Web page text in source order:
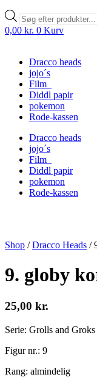
Products
search
0,00 kr. 0 Kurv
Dracco heads
jojo´s
Film
Diddl papir
pokemon
Rode-kassen
Dracco heads
jojo´s
Film
Diddl papir
pokemon
Rode-kassen
Shop /Dracco Heads /
9. globy
25,00 kr.
Serie: Grolls and Groks
Figur nr.: 9
Rang: almindelig